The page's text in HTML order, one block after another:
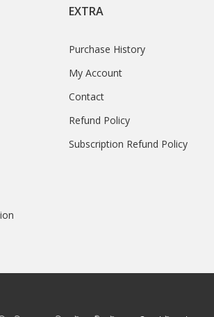
EXTRA
Purchase History
My Account
Contact
Refund Policy
Subscription Refund Policy